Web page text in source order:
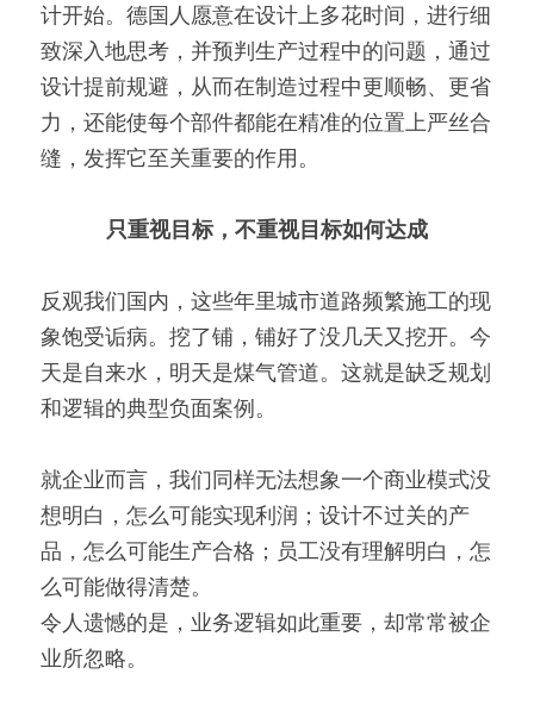
计开始。德国人愿意在设计上多花时间，进行细
致深入地思考，并预判生产过程中的问题，通过
设计提前规避，从而在制造过程中更顺畅、更省
力，还能使每个部件都能在精准的位置上严丝合
缝，发挥它至关重要的作用。
只重视目标，不重视目标如何达成
反观我们国内，这些年里城市道路频繁施工的现
象饱受诟病。挖了铺，铺好了没几天又挖开。今
天是自来水，明天是煤气管道。这就是缺乏规划
和逻辑的典型负面案例。
就企业而言，我们同样无法想象一个商业模式没
想明白，怎么可能实现利润；设计不过关的产
品，怎么可能生产合格；员工没有理解明白，怎
么可能做得清楚。
令人遗憾的是，业务逻辑如此重要，却常常被企
业所忽略。